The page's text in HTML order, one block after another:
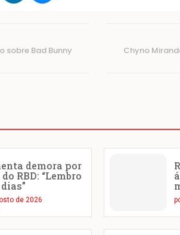
sobre Bad Bunny
Chyno
demora por
RBD: “Lembro
de 2026